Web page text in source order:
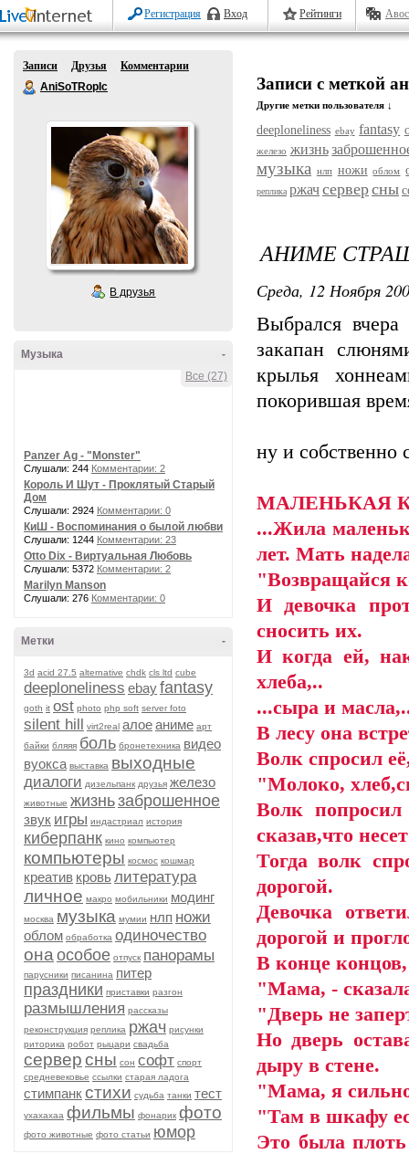
Регистрация Вход Рейтинги
Записи Друзья
Комментарии
AniSoTRopIc
В друзья
-
Музыка
Все (27)
Panzer Ag - "Monster"
Слушали: 244 Комментарии: 2
Король И Шут - Проклятый Старый
Дом
Слушали: 2924 Комментарии: 0
КиШ - Воспоминания о былой любви
Слушали: 1244 Комментарии: 23
Otto Dix - Виртуальная Любовь
Слушали: 5372 Комментарии: 2
Marilyn Manson
Слушали: 276 Комментарии: 0
-
Метки
3d acid 27.5 alternative chdk cls ltd cube
deeploneliness ebayfantasy
goth it ost photo php soft server foto
silent hill virt2real алоеаниме арт
байки бляяя боль бронетехника видео
вуокса выставка выходные
диалоги дизельпанк друзья железо
животные жизньзаброшенное
звук игры индастриал история
киберпанк кино компьютер
компьютеры космос кошмар
креатив кровьлитература
личное макро мобильники модинг
москва музыка мумии нлп ножи
облом обработка одиночество
она особое отпуск панорамы
парусники писанина питер
праздники приставки разгон
размышления рассказы
реконструкция реплика ржач рисунки
риторика робот рыцари свадьба
серверсны сон софт спорт
средневековье ссылки старая ладога
стимпанкстихи судьба танки тест
ухахахаа фильмы фонарик фото
фото животные фото статьи юмор
Записи с меткой
Другие метки пользователя ↓
deeploneliness ebay fantasy
железо жизнь
музыка нлп ножи облом
реплика ржачсерверсны
АНИМЕ
Среда, 12 Ноября
Выбрался
закапан
крылья
покорившая
ну и собственно
МАЛЕНЬКАЯ
...Жила
лет. Мать
"Возвращайся
И девочка
сносить их.
И когда ей,
хлеба,..
...сыра и
В лесу она
Волк спросил
"Молоко,
Волк
сказав,что
Тогда волк
дорогой.
Девочка
дорогой и
В конце
"Мама, -
"Дверь не
Но дверь
дыру в стене.
"Мама, я сильно
"Там в шкафу
Это была